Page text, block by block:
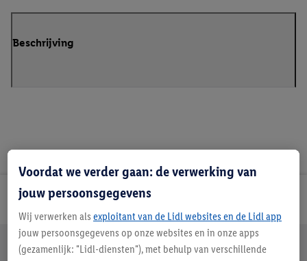
Beschrijving
Lidl Nieuwsbrief
Jouw voordelen bij ons als Lidl webshop klant
Gratis retourneren Veilig winkelen
Voordat we verder gaan: de verwerking van
jouw persoonsgegevens
Wij verwerken als exploitant van de Lidl websites en de Lidl app
jouw persoonsgegevens op onze websites en in onze apps
(gezamenlijk: "Lidl-diensten"), met behulp van verschillende